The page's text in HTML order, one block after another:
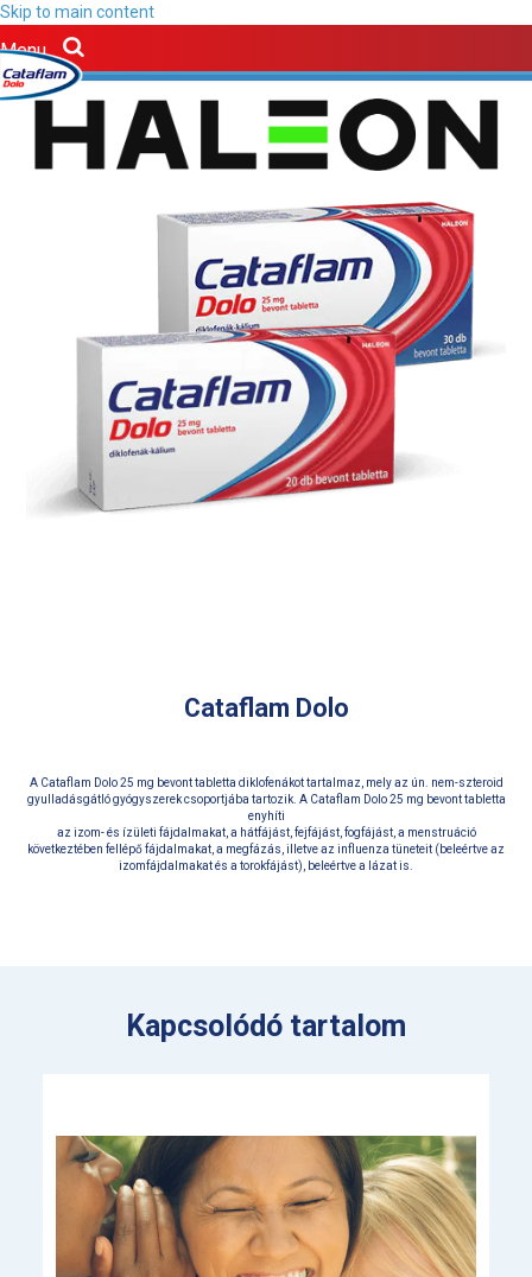
Skip to main content
Menu
Cataflam Dolo
A Cataflam Dolo 25 mg bevont tabletta diklofenákot tartalmaz, mely az ún. nem-szteroid
gyulladásgátló gyógyszerek csoportjába tartozik. A Cataflam Dolo 25 mg bevont tabletta
enyhíti
az izom- és ízületi fájdalmakat, a hátfájást, fejfájást, fogfájást, a menstruáció
következtében fellépő fájdalmakat, a megfázás, illetve az influenza tüneteit (beleértve az
izomfájdalmakat és a torokfájást), beleértve a lázat is.
Kapcsolódó tartalom